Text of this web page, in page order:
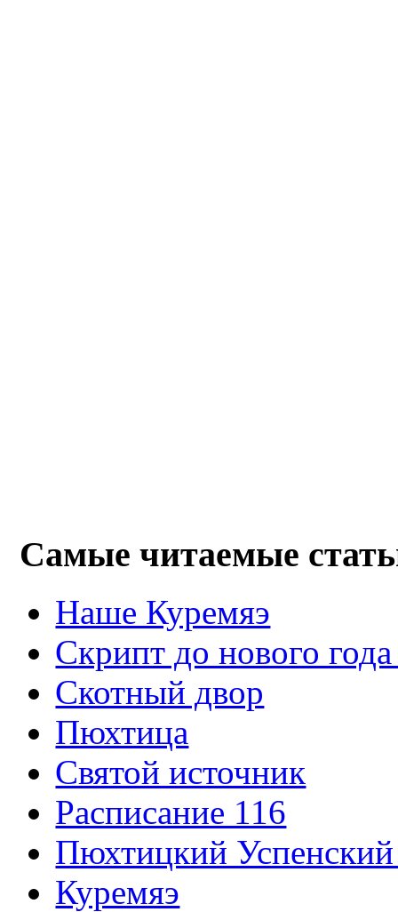
Самые читаемые
Наше Куремяэ
Скрипт до нового года
Cкотный двор
Пюхтица
Святой источник
Расписание 116
Пюхтицкий
Куремяэ